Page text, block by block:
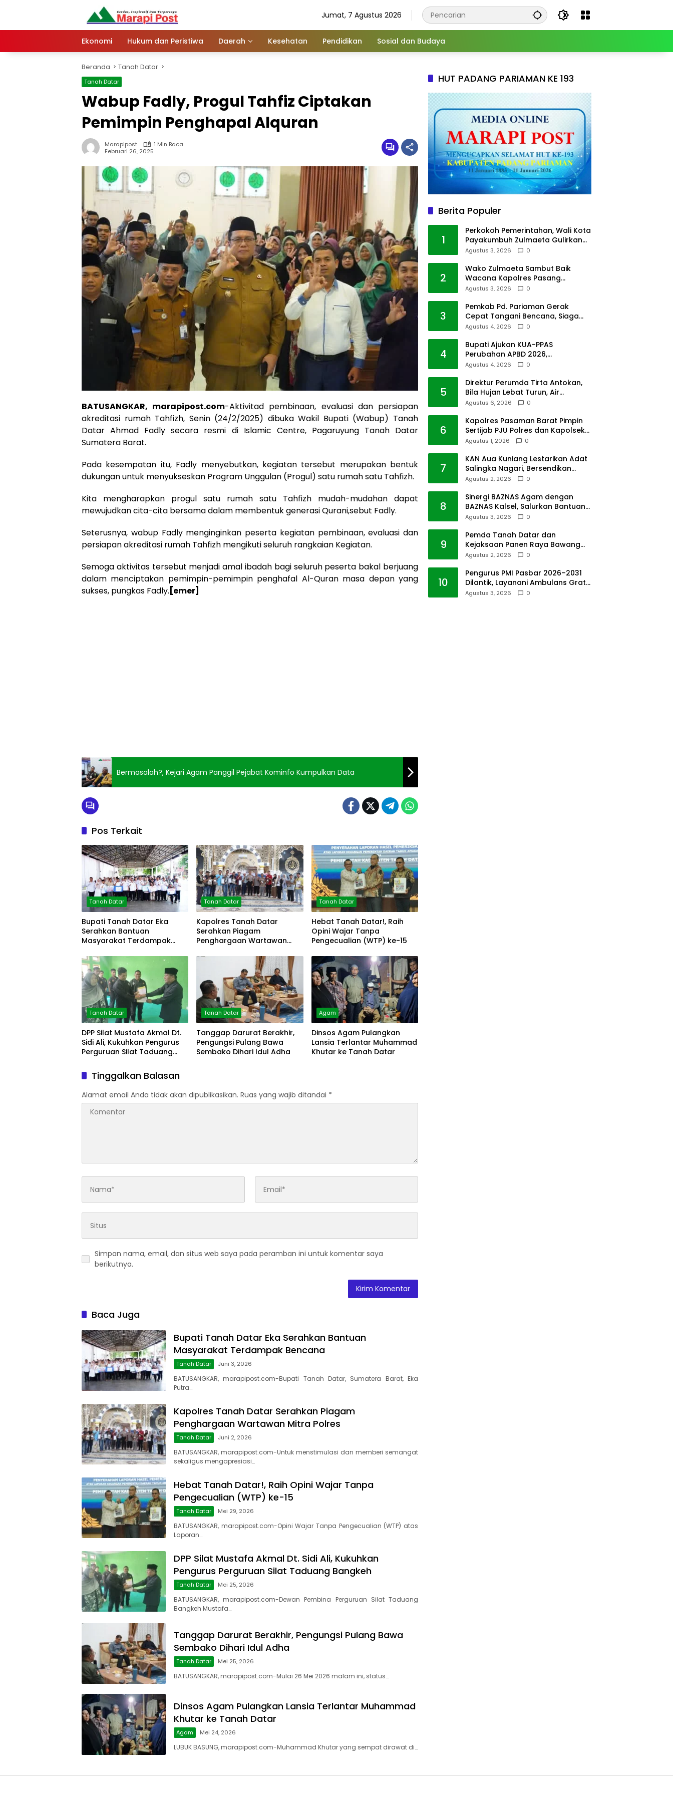
Jumat, 7 Agustus 2026
Ekonomi Hukum dan Peristiwa Daerah Kesehatan Pendidikan Sosial dan Budaya
Beranda Tanah Datar
Tanah Datar
Wabup Fadly, Progul Tahfiz Ciptakan
Pemimpin Penghapal Alquran
Marapipost
1 Min Baca
Februari 26, 2025
BATUSANGKAR, marapipost.com-Aktivitad pembinaan, evaluasi dan persiapan
akreditasi rumah Tahfizh, Senin (24/2/2025) dibuka Wakil Bupati (Wabup) Tanah
Datar Ahmad Fadly secara resmi di Islamic Centre, Pagaruyung Tanah Datar
Sumatera Barat.
Pada kesempatan itu, Fadly menyebutkan, kegiatan tersebut merupakan bentuk
dukungan untuk menyukseskan Program Unggulan (Progul) satu rumah satu Tahfizh.
Kita mengharapkan progul satu rumah satu Tahfizh mudah-mudahan dapat
mewujudkan cita-cita bersama dalam membentuk generasi Qurani,sebut Fadly.
Seterusnya, wabup Fadly menginginkan peserta kegiatan pembinaan, evaluasi dan
persiapan akreditasi rumah Tahfizh mengikuti seluruh rangkaian Kegiatan.
Semoga aktivitas tersebut menjadi amal ibadah bagi seluruh peserta bakal berjuang
dalam menciptakan pemimpin-pemimpin penghafal Al-Quran masa depan yang
sukses, pungkas Fadly. [emer]
Bermasalah?, Kejari Agam Panggil Pejabat Kominfo Kumpulkan Data
Pos Terkait
Tanah Datar
Bupati Tanah Datar Eka
Serahkan Bantuan
Masyarakat Terdampak
Tanah Datar
Kapolres Tanah Datar
Serahkan Piagam
Penghargaan Wartawan
Tanah Datar
Hebat Tanah Datar!, Raih
Opini Wajar Tanpa
Pengecualian (WTP) ke-15
Tanah Datar
DPP Silat Mustafa Akmal Dt.
Sidi Ali, Kukuhkan Pengurus
Perguruan Silat Taduang
Tanah Datar
Tanggap Darurat Berakhir,
Pengungsi Pulang Bawa
Sembako Dihari Idul Adha
Agam
Dinsos Agam Pulangkan
Lansia Terlantar Muhammad
Khutar ke Tanah Datar
Tinggalkan Balasan
Alamat email Anda tidak akan dipublikasikan. Ruas yang wajib ditandai *
Simpan nama, email, dan situs web saya pada peramban ini untuk komentar saya
berikutnya.
Baca Juga
Bupati Tanah Datar Eka Serahkan Bantuan
Masyarakat Terdampak Bencana
Tanah Datar Juni 3, 2026
BATUSANGKAR, marapipost.com-Bupati Tanah Datar, Sumatera Barat, Eka
Putra…
Kapolres Tanah Datar Serahkan Piagam
Penghargaan Wartawan Mitra Polres
Tanah Datar Juni 2, 2026
BATUSANGKAR, marapipost.com-Untuk menstimulasi dan memberi semangat
sekaligus mengapresiasi…
Hebat Tanah Datar!, Raih Opini Wajar Tanpa
Pengecualian (WTP) ke-15
Tanah Datar Mei 29, 2026
BATUSANGKAR, marapipost.com-Opini Wajar Tanpa Pengecualian (WTP) atas
Laporan…
DPP Silat Mustafa Akmal Dt. Sidi Ali, Kukuhkan
Pengurus Perguruan Silat Taduang Bangkeh
Tanah Datar Mei 25, 2026
BATUSANGKAR, marapipost.com-Dewan Pembina Perguruan Silat Taduang
Bangkeh Mustafa…
Tanggap Darurat Berakhir, Pengungsi Pulang Bawa
Sembako Dihari Idul Adha
Tanah Datar Mei 25, 2026
BATUSANGKAR, marapipost.com-Mulai 26 Mei 2026 malam ini, status…
Dinsos Agam Pulangkan Lansia Terlantar Muhammad
Khutar ke Tanah Datar
Agam Mei 24, 2026
LUBUK BASUNG, marapipost.com-Muhammad Khutar yang sempat dirawat di…
HUT PADANG PARIAMAN KE 193
Berita Populer
1
Perkokoh Pemerintahan, Wali Kota
Payakumbuh Zulmaeta Gulirkan
Jabatan
Agustus 3, 2026 0
2
Wako Zulmaeta Sambut Baik
Wacana Kapolres Pasang
Kamera Pantau Lalin
Agustus 3, 2026 0
3
Pemkab Pd. Pariaman Gerak
Cepat Tangani Bencana, Siaga
Cuaca Ekstrem
Agustus 4, 2026 0
4
Bupati Ajukan KUA-PPAS
Perubahan APBD 2026,
Pendapatan Pasbar Naik 15
Agustus 4, 2026 0
5
Direktur Perumda Tirta Antokan,
Bila Hujan Lebat Turun, Air
Dimatikan, Tak Bisa Diolah
Agustus 6, 2026 0
6
Kapolres Pasaman Barat Pimpin
Sertijab PJU Polres dan Kapolsek
Sungai Beremas
Agustus 1, 2026 0
7
KAN Aua Kuniang Lestarikan Adat
Salingka Nagari, Bersendikan
Kitabullah
Agustus 2, 2026 0
8
Sinergi BAZNAS Agam dengan
BAZNAS Kalsel, Salurkan Bantuan
Bencana Alam
Agustus 3, 2026 0
9
Pemda Tanah Datar dan
Kejaksaan Panen Raya Bawang
Merah di Sawah Tangah
Agustus 2, 2026 0
10
Pengurus PMI Pasbar 2026–2031
Dilantik, Layanani Ambulans Gratis
ke Padang
Agustus 3, 2026 0